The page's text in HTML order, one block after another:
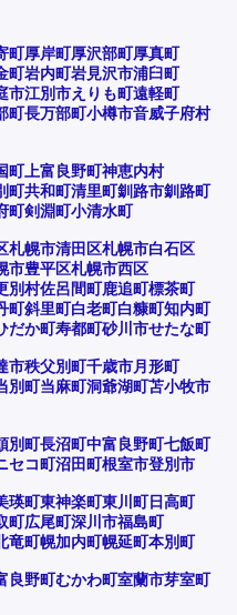
町厚岸町厚沢部町厚真町
町岩内町岩見沢市浦臼町
市江別市えりも町遠軽町
町長万部町小樽市音威子府村
町上富良野町神恵内村
町共和町清里町釧路市釧路町
町剣淵町小清水町
札幌市清田区札幌市白石区
市豊平区札幌市西区
別村佐呂間町鹿追町標茶町
町斜里町白老町白糠町知内町
だか町寿都町砂川市せたな町
市秩父別町千歳市月形町
別町当麻町洞爺湖町苫小牧市
別町長沼町中富良野町七飯町
セコ町沼田町根室市登別市
瑛町東神楽町東川町日高町
町広尾町深川市福島町
竜町幌加内町幌延町本別町
良野町むかわ町室蘭市芽室町